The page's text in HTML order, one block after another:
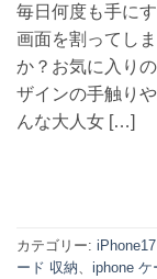
毎日何度も手に
画面を割ってし
か？お気に入り
ザインの手触り
んな大人女 […]
カテゴリー:
ード 収納
iphone